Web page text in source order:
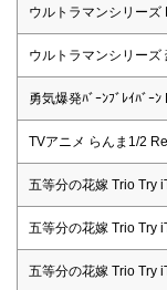
ウルトラマンシリー
ウルトラマンシリーズ
勇気爆発ﾊﾞｰﾝﾌﾞﾚｲﾊﾞｰ
TVアニメ らんま1/2
五等分の花嫁 Trio Try
五等分の花嫁 Trio Try
五等分の花嫁 Trio Try